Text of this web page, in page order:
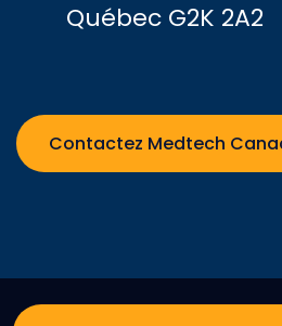
Québec G2K 2A2
Contactez Medtech